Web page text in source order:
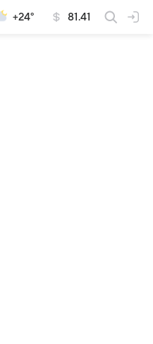
+24° 81.41